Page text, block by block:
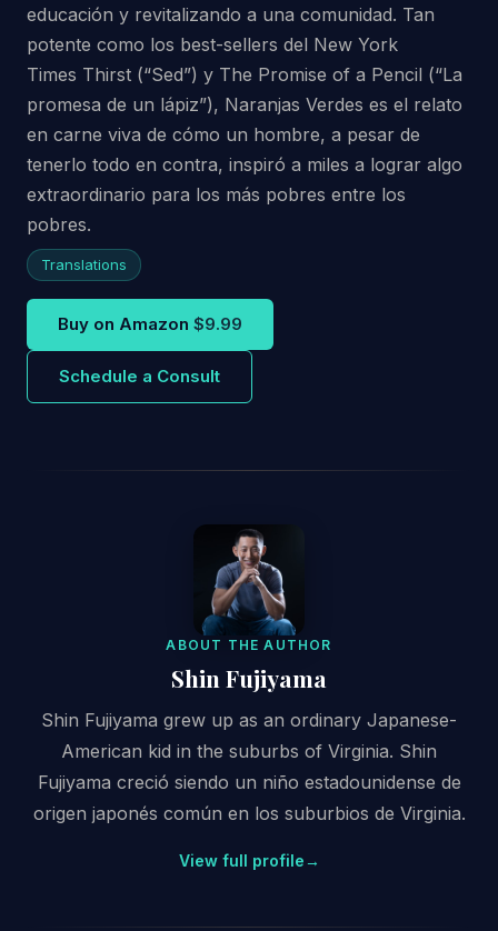
educación y revitalizando a una comunidad. Tan
potente como los best-sellers del New York
Times Thirst (“Sed”) y The Promise of a Pencil (“La
promesa de un lápiz”), Naranjas Verdes es el relato
en carne viva de cómo un hombre, a pesar de
tenerlo todo en contra, inspiró a miles a lograr algo
extraordinario para los más pobres entre los
pobres.
Translations
Buy on Amazon $9.99
Schedule a Consult
ABOUT THE AUTHOR
Shin Fujiyama
Shin Fujiyama grew up as an ordinary Japanese-
American kid in the suburbs of Virginia. Shin
Fujiyama creció siendo un niño estadounidense de
origen japonés común en los suburbios de Virginia.
View full profile→